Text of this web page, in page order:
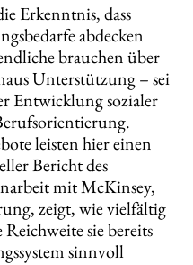
Erkenntnis, dass
abdecken
brauchen über
Unterstützung – sei
Entwicklung sozialer
leisten hier einen
Bericht des
mit McKinsey,
zeigt, wie vielfältig
sie bereits
sinnvoll